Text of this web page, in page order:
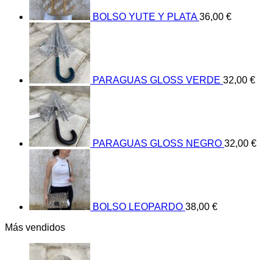
BOLSO YUTE Y PLATA 36,00 €
PARAGUAS GLOSS VERDE 32,00 €
PARAGUAS GLOSS NEGRO 32,00 €
BOLSO LEOPARDO 38,00 €
Más vendidos